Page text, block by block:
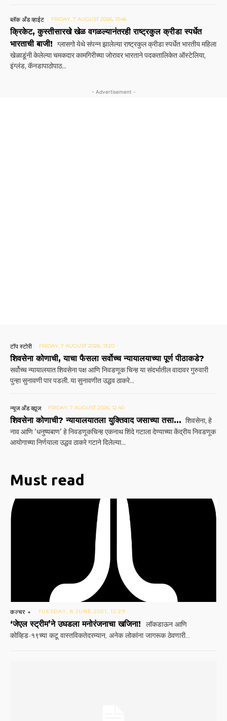
ब्लॅक अँड व्हाईट FRIDAY, 7 AUGUST 2026, 13:46
क्रिकेट, कुस्तीसारखे खेळ वगळल्यानंतरही राष्ट्रकुल क्रीडा स्पर्धेत
भारताची बाजी! ग्लासगो येथे संपन्न झालेल्या राष्ट्रकुल क्रीडा स्पर्धेत भारतीय महिला
खेळाडूंनी केलेल्या चमकदार कामगिरी‌च्या जोरावर भारताने पदकतालिकेत ऑस्टेलिया,
इंग्लंड, कॅनडापाठोपाठ...
- Advertisement -
टॉप स्टोरी FRIDAY, 7 AUGUST 2026, 13:20
शिवसेना कोणाची, याचा फैसला सर्वोच्च न्यायालयाच्या पूर्ण पीठाकडे?
सर्वोच्च न्यायालयात शिवसेना पक्ष आणि निवडणूक चिन्ह या संदर्भातील वादावर गुरुवारी
पुन्हा सुनावणी पार पडली. या सुनावणीत उद्धव ठाकरे...
न्यूज अँड व्ह्यूज FRIDAY, 7 AUGUST 2026, 12:40
शिवसेना कोणाची? न्यायालयातला युक्तिवाद जसाच्या तसा… शिवसेना, हे
नाव आणि 'धनुष्यबाण' हे निवडणूकचिन्ह एकनाथ शिंदे गटाला देण्याच्या केंद्रीय निवडणूक
आयोगाच्या निर्णयाला उद्धव ठाकरे गटाने दिलेल्या...
Must read
कल्चर + TUESDAY, 8 JUNE 2021, 12:29
‘जेएल स्ट्रीम’ने उघडला मनोरंजनाचा खजिना!
लॉकडाऊन आणि
कोव्हिड-१९च्या कटू वास्तविकतेदरम्यान, अनेक लोकांना जागरूक ठेवणारी...